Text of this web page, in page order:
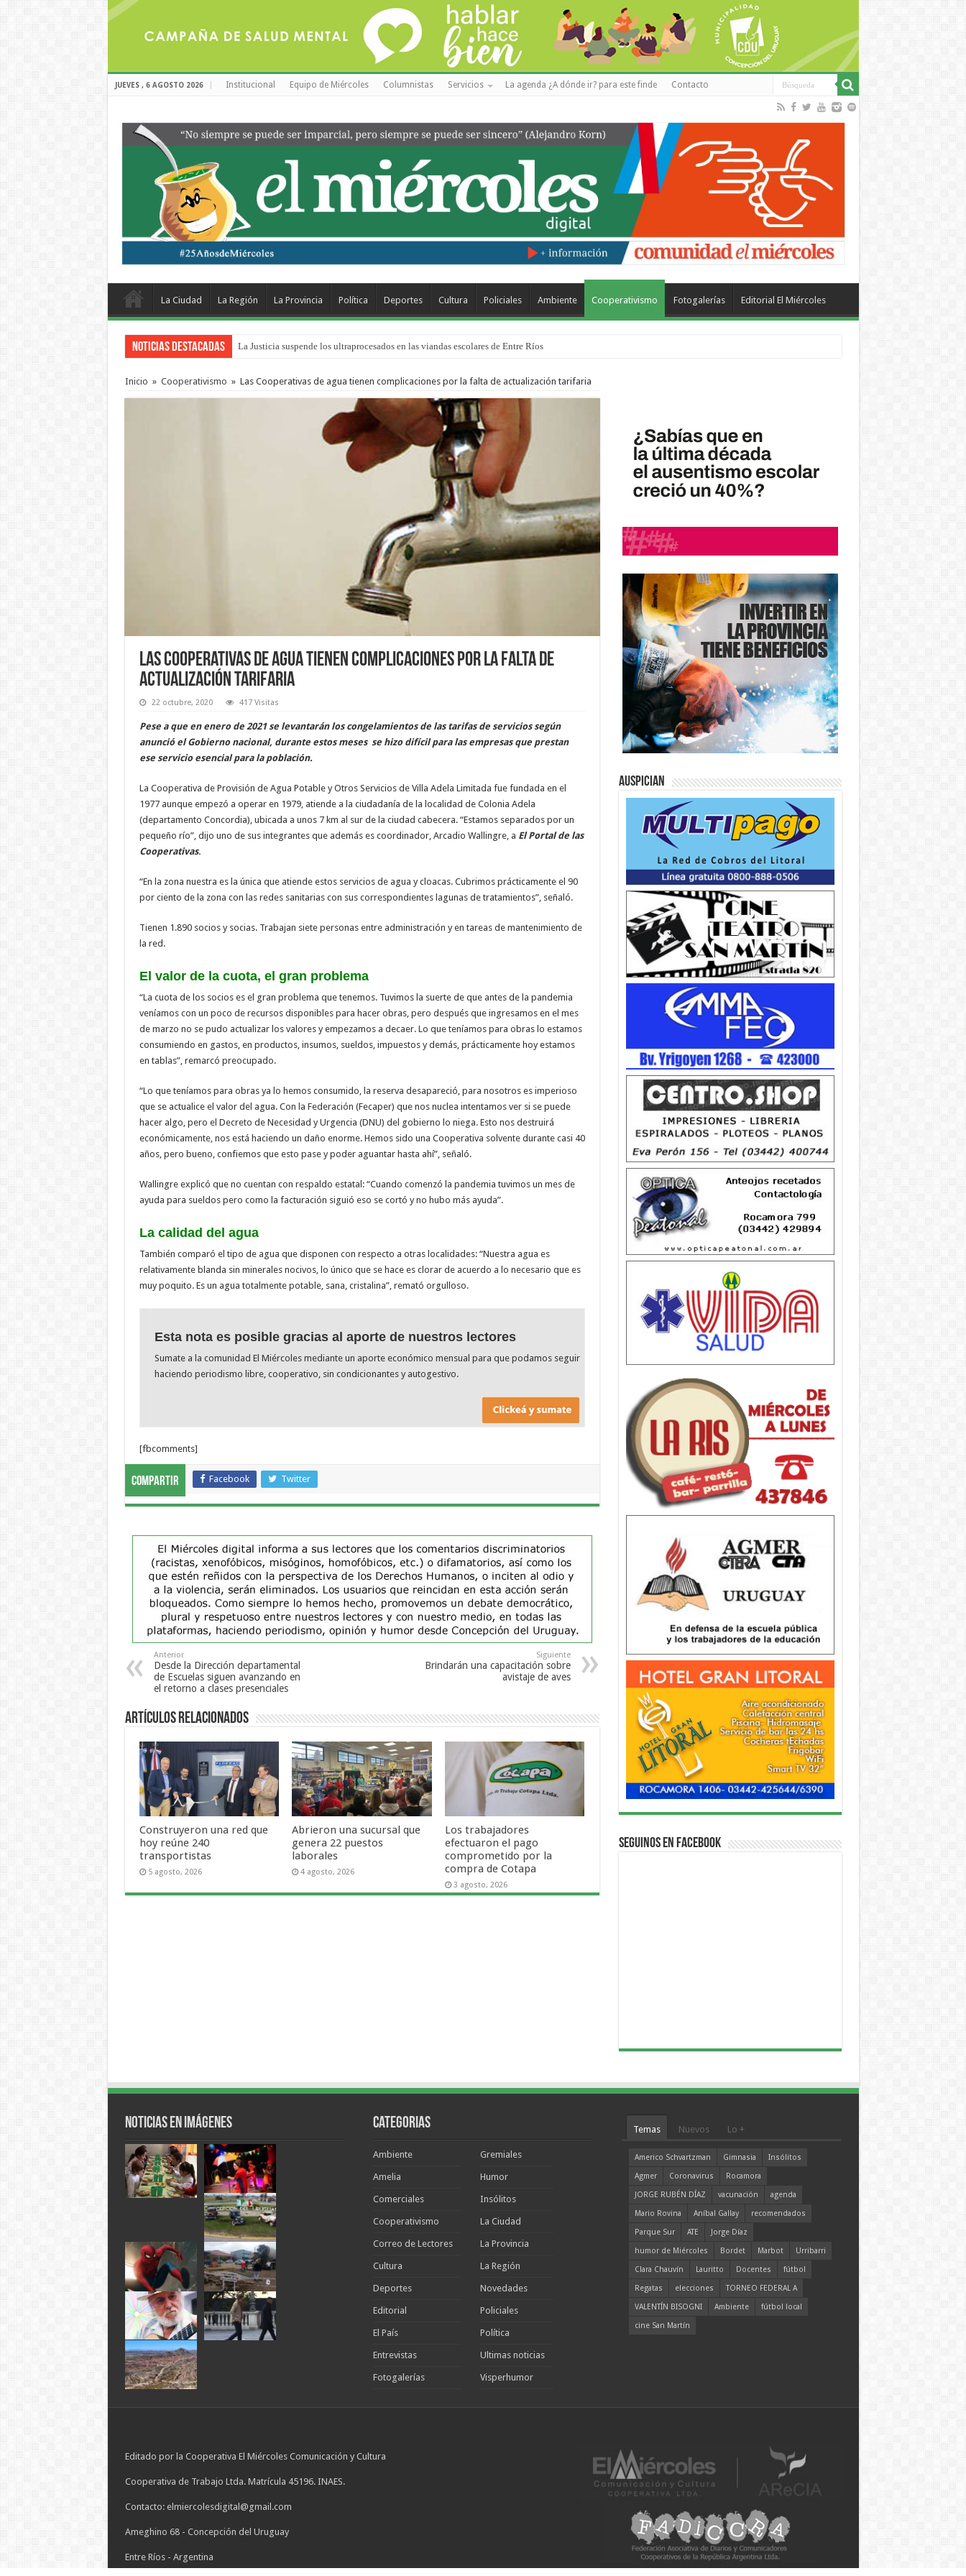
JUEVES , 6 AGOSTO 2026 Institucional Equipo de Miércoles Columnistas Servicios La agenda ¿A dónde ir? para este finde Contacto
La Ciudad La Región La Provincia Política Deportes Cultura Policiales Ambiente Cooperativismo Fotogalerías Editorial El Miércoles
Noticias Destacadas La Justicia suspende los ultraprocesados en las viandas escolares de Entre Ríos
Inicio » Cooperativismo » Las Cooperativas de agua tienen complicaciones por la falta de actualización tarifaria
Las Cooperativas de agua tienen complicaciones por la falta de
actualización tarifaria
22 octubre, 2020 417 Visitas
Pese a que en enero de 2021 se levantarán los congelamientos de las tarifas de servicios según
anunció el Gobierno nacional, durante estos meses se hizo difícil para las empresas que prestan
ese servicio esencial para la población.
La Cooperativa de Provisión de Agua Potable y Otros Servicios de Villa Adela Limitada fue fundada en el
1977 aunque empezó a operar en 1979, atiende a la ciudadanía de la localidad de Colonia Adela
(departamento Concordia), ubicada a unos 7 km al sur de la ciudad cabecera. “Estamos separados por un
pequeño río”, dijo uno de sus integrantes que además es coordinador, Arcadio Wallingre, a El Portal de las
Cooperativas.
“En la zona nuestra es la única que atiende estos servicios de agua y cloacas. Cubrimos prácticamente el 90
por ciento de la zona con las redes sanitarias con sus correspondientes lagunas de tratamientos”, señaló.
Tienen 1.890 socios y socias. Trabajan siete personas entre administración y en tareas de mantenimiento de
la red.
El valor de la cuota, el gran problema
“La cuota de los socios es el gran problema que tenemos. Tuvimos la suerte de que antes de la pandemia
veníamos con un poco de recursos disponibles para hacer obras, pero después que ingresamos en el mes
de marzo no se pudo actualizar los valores y empezamos a decaer. Lo que teníamos para obras lo estamos
consumiendo en gastos, en productos, insumos, sueldos, impuestos y demás, prácticamente hoy estamos
en tablas”, remarcó preocupado.
“Lo que teníamos para obras ya lo hemos consumido, la reserva desapareció, para nosotros es imperioso
que se actualice el valor del agua. Con la Federación (Fecaper) que nos nuclea intentamos ver si se puede
hacer algo, pero el Decreto de Necesidad y Urgencia (DNU) del gobierno lo niega. Esto nos destruirá
económicamente, nos está haciendo un daño enorme. Hemos sido una Cooperativa solvente durante casi 40
años, pero bueno, confiemos que esto pase y poder aguantar hasta ahí”, señaló.
Wallingre explicó que no cuentan con respaldo estatal: “Cuando comenzó la pandemia tuvimos un mes de
ayuda para sueldos pero como la facturación siguió eso se cortó y no hubo más ayuda”.
La calidad del agua
También comparó el tipo de agua que disponen con respecto a otras localidades: “Nuestra agua es
relativamente blanda sin minerales nocivos, lo único que se hace es clorar de acuerdo a lo necesario que es
muy poquito. Es un agua totalmente potable, sana, cristalina”, remató orgulloso.
Esta nota es posible gracias al aporte de nuestros lectores
Sumate a la comunidad El Miércoles mediante un aporte económico mensual para que podamos seguir
haciendo periodismo libre, cooperativo, sin condicionantes y autogestivo.
[fbcomments]
Compartir Facebook Twitter
Anterior
Desde la Dirección departamental
de Escuelas siguen avanzando en
el retorno a clases presenciales
Siguiente
Brindarán una capacitación sobre
avistaje de aves
Artículos Relacionados
Construyeron una red que
hoy reúne 240
transportistas
5 agosto, 2026
Abrieron una sucursal que
genera 22 puestos
laborales
4 agosto, 2026
Los trabajadores
efectuaron el pago
comprometido por la
compra de Cotapa
3 agosto, 2026
Auspician
Seguinos en Facebook
Noticias en Imágenes Categorias
Ambiente
Amelia
Comerciales
Cooperativismo
Correo de Lectores
Cultura
Deportes
Editorial
El País
Entrevistas
Fotogalerías
Gremiales
Humor
Insólitos
La Ciudad
La Provincia
La Región
Novedades
Policiales
Política
Ultimas noticias
Visperhumor
Temas Nuevos Lo +
Americo Schvartzman Gimnasia
Insólitos
Agmer
Coronavirus
Rocamora
JORGE RUBÉN DÍAZ
vacunación
agenda
Mario Rovina
Aníbal Gallay
recomendados
Parque Sur
ATE
Jorge Díaz
humor de Miércoles
Bordet Marbot
Urribarri
Clara Chauvín
Lauritto Docentes
fútbol
Regatas
elecciones
TORNEO FEDERAL A
VALENTÍN BISOGNI
Ambiente
fútbol local
cine San Martín
Editado por la Cooperativa El Miércoles Comunicación y Cultura
Cooperativa de Trabajo Ltda. Matrícula 45196. INAES.
Contacto: elmiercolesdigital@gmail.com
Ameghino 68 - Concepción del Uruguay
Entre Ríos - Argentina